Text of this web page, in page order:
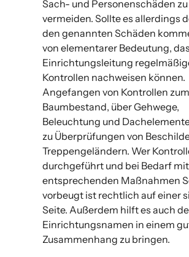
Sach- und Personenschäden zu
vermeiden. Sollte es allerdings
den genannten Schäden
von elementarer Bedeutung,
Einrichtungsleitung
Kontrollen nachweisen können.
Angefangen von Kontrollen zum
Baumbestand, über Gehwege,
Beleuchtung und
zu Überprüfungen von
Treppengeländern. Wer
durchgeführt und bei Bedarf mit
entsprechenden Maßnahmen
vorbeugt ist rechtlich auf einer
Seite. Außerdem hilft es auch
Einrichtungsnamen in einem
Zusammenhang zu bringen.